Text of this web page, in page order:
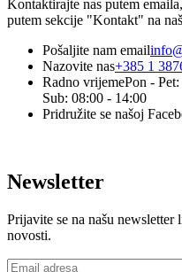
Kontaktirajte nas putem
putem sekcije "Kontakt" na
Pošaljite nam email
Nazovite nas+385 1
Radno vrijemePon -
Sub: 08:00 - 14:00
Pridružite se našoj
Newsletter
Prijavite se na našu newsletter
novosti.